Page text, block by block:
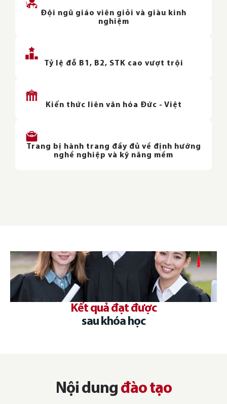
Đội ngũ giáo viên giỏi và giàu kinh
nghiệm
Tỷ lệ đỗ B1, B2, STK cao vượt trội
Kiến thức liên văn hóa Đức - Việt
Trang bị hành trang đầy đủ về định hướng
nghề nghiệp và kỹ năng mềm
Kết quả đạt được
sau khóa học
Nội dung đào tạo